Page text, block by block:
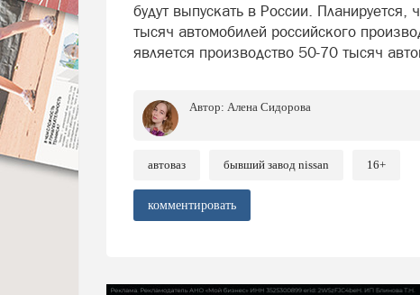
будут выпускать в России.
тысяч автомобилей российского
является производство 50-70 тысяч
Автор: Алена Сидорова
автоваз бывший завод nissan 16+
комментировать